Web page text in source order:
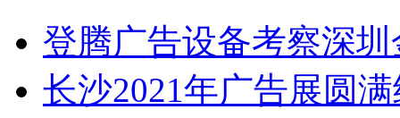
登腾广告设备考察深
长沙2021年广告展圆